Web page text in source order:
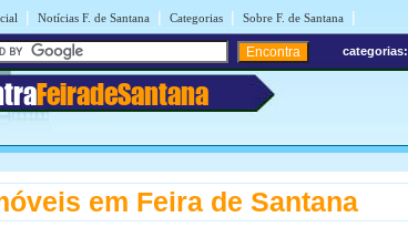
| Notícias F. de Santana | Categorias | Sobre F. de Santana |
FeiradeSantana
categorias:
em Feira de Santana